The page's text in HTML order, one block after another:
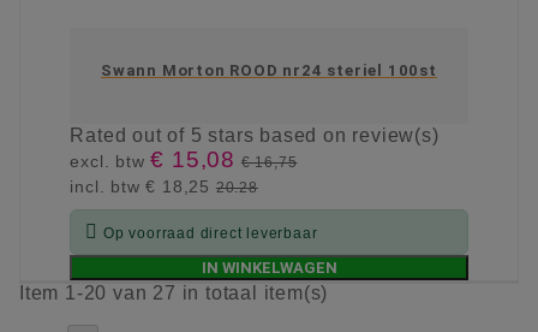
Swann Morton ROOD nr24 steriel 100st
Ratedout of 5 stars based on review(s)
excl. btw€ 15,08 € 16,75
incl. btw€ 18,25 20.28
 Op voorraad direct leverbaar
IN WINKELWAGEN
Item 1-20 van 27 in totaal item(s)